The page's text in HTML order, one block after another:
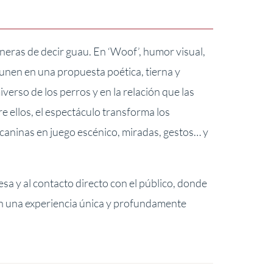
de decir guau. En ‘Woof’, humor visual,
en una propuesta poética, tierna y
de los perros y en la relación que las
ellos, el espectáculo transforma los
en juego escénico, miradas, gestos… y
y al contacto directo con el público, donde
una experiencia única y profundamente